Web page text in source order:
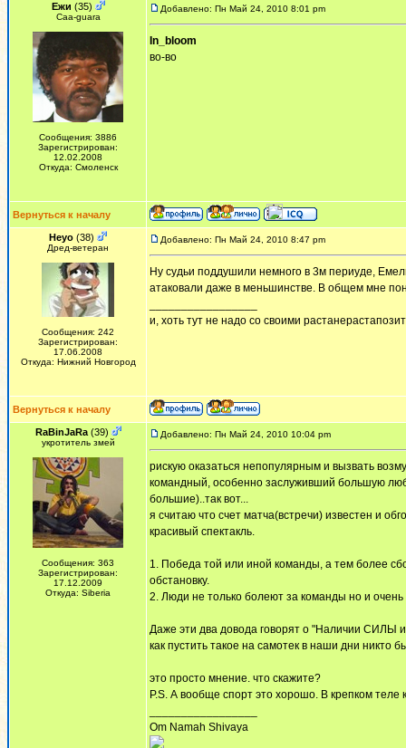
Ежи (35)
Сaa-guara
Сообщения: 3886
Зарегистрирован:
12.02.2008
Откуда: Смоленск
Добавлено: Пн Май 24, 2010 8:01 pm
In_bloom
во-во
Вернуться к началу
Heyo (38)
Дред-ветеран
Сообщения: 242
Зарегистрирован:
17.06.2008
Откуда: Нижний Новгород
Добавлено: Пн Май 24, 2010 8:47 pm
Ну судьи поддушили немного в 3м периуде,
атаковали даже в меньшинстве. В общем мне
и, хоть тут не надо со своими
Вернуться к началу
RaBinJaRa(39)
укротитель змей
Сообщения: 363
Зарегистрирован:
17.12.2009
Откуда: Siberia
Добавлено: Пн Май 24, 2010 10:04 pm
рискую оказаться непопулярным и вызвать
командный, особенно заслуживший большую
большие)..так вот...
я считаю что счет матча(встречи) известен и
красивый спектакль.
1. Победа той или иной команды, а тем более
обстановку.
2. Люди не только болеют за команды но и
Даже эти два довода говорят о "Наличии СИЛЫ
как пустить такое на самотек в наши дни никто
это просто мнение. что скажите?
P.S. А вообще спорт это хорошо. В крепком теле
Om Namah Shivaya